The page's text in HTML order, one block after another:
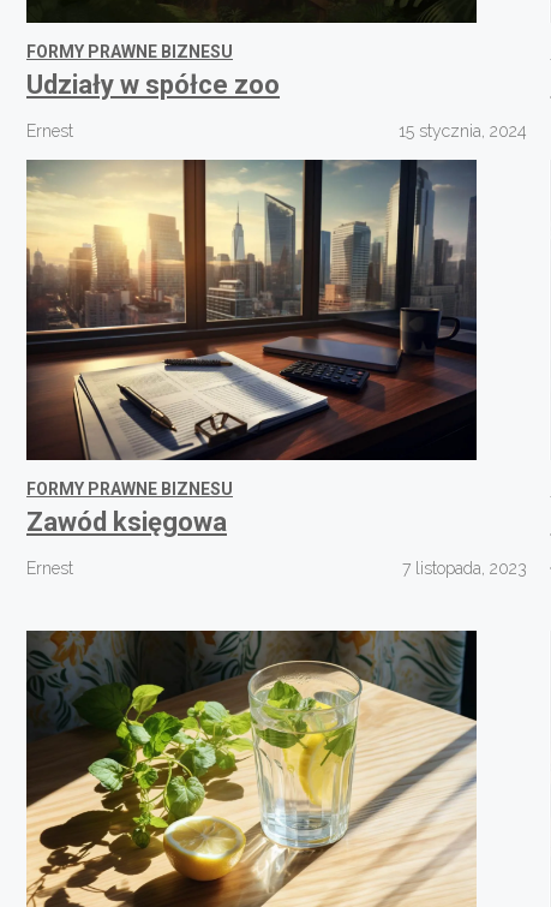
FORMY PRAWNE BIZNESU
Udziały w spółce zoo
Ernest 15 stycznia, 2024
FORMY PRAWNE BIZNESU
Zawód księgowa
Ernest 7 listopada, 2023